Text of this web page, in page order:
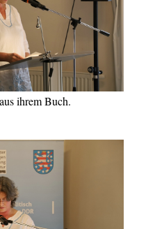
ihrem Buch.